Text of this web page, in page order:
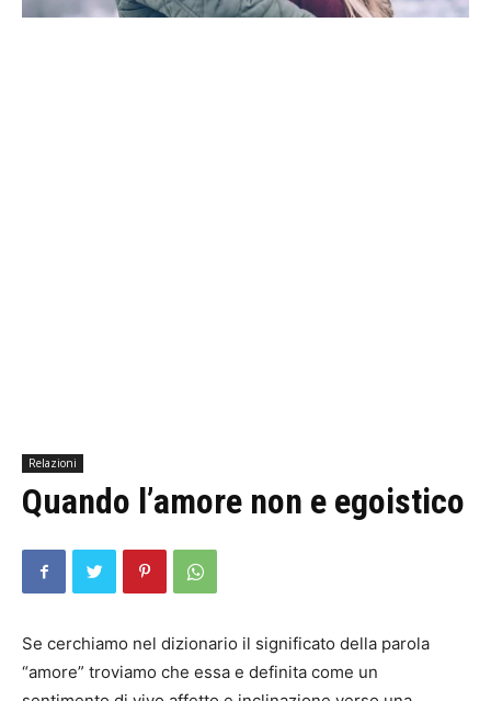
Relazioni
Quando l’amore non e egoistico
Se cerchiamo nel dizionario il significato della parola
“amore” troviamo che essa e definita come un